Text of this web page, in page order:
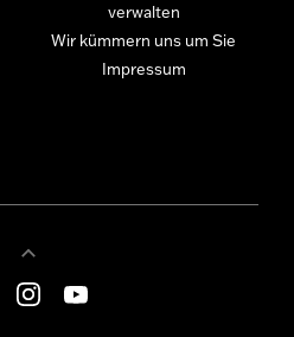
verwalten
Wir kümmern uns um Sie
Impressum